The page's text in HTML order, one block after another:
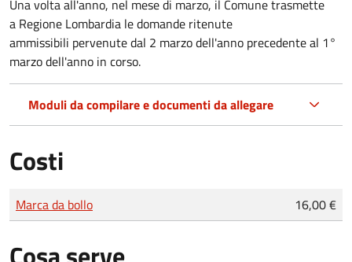
Una volta all'anno, nel mese di marzo, il Comune trasmette
a Regione Lombardia le domande ritenute
ammissibili pervenute dal 2 marzo dell'anno precedente al 1°
marzo dell'anno in corso.
Moduli da compilare e documenti da allegare
Costi
Tipo di pagamento
Importo
Marca da bollo 16,00 €